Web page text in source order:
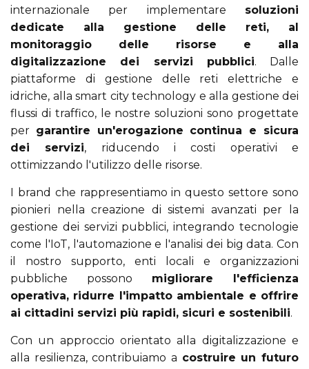
internazionale per implementare soluzioni
dedicate alla gestione delle reti, al
monitoraggio delle risorse e alla
digitalizzazione dei servizi pubblici. Dalle
piattaforme di gestione delle reti elettriche e
idriche, alla smart city technology e alla gestione dei
flussi di traffico, le nostre soluzioni sono progettate
per garantire un'erogazione continua e sicura
dei servizi, riducendo i costi operativi e
ottimizzando l'utilizzo delle risorse.
I brand che rappresentiamo in questo settore sono
pionieri nella creazione di sistemi avanzati per la
gestione dei servizi pubblici, integrando tecnologie
come l'IoT, l'automazione e l'analisi dei big data. Con
il nostro supporto, enti locali e organizzazioni
pubbliche possono migliorare l'efficienza
operativa, ridurre l'impatto ambientale e offrire
ai cittadini servizi più rapidi, sicuri e sostenibili.
Con un approccio orientato alla digitalizzazione e
alla resilienza, contribuiamo a costruire un futuro